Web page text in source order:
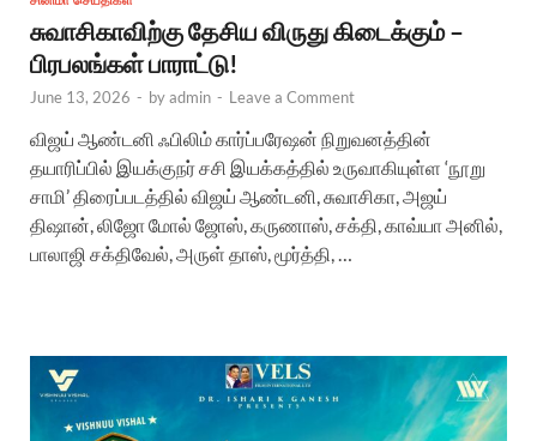
சுவாசிகாவிற்கு தேசிய விருது கிடைக்கும் –
பிரபலங்கள் பாராட்டு!
June 13, 2026 - byadmin - Leave a Comment
விஜய் ஆண்டனி ஃபிலிம் கார்ப்பரேஷன் நிறுவனத்தின்
தயாரிப்பில் இயக்குநர் சசி இயக்கத்தில் உருவாகியுள்ள ‘நூறு
சாமி’ திரைப்படத்தில் விஜய் ஆண்டனி, சுவாசிகா, அஜய்
திஷான், லிஜோ மோல் ஜோஸ், கருணாஸ், சக்தி, காவ்யா அனில்,
பாலாஜி சக்திவேல், அருள் தாஸ், மூர்த்தி, …